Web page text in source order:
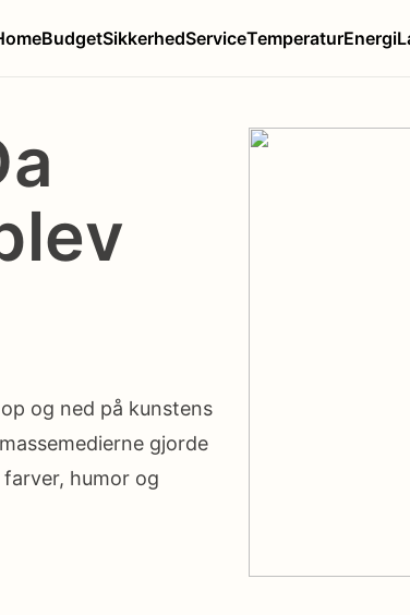
BudgetSikkerhedServiceTemperaturEnergi
op og ned på kunstens
gjorde
humor og